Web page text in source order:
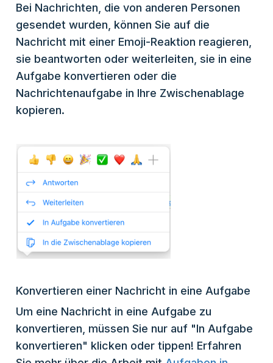
Bei Nachrichten, die von anderen Personen
gesendet wurden, können Sie auf die
Nachricht mit einer Emoji-Reaktion reagieren,
sie beantworten oder weiterleiten, sie in eine
Aufgabe konvertieren oder die
Nachrichtenaufgabe in Ihre Zwischenablage
kopieren.
Konvertieren einer Nachricht in eine Aufgabe
Um eine Nachricht in eine Aufgabe zu
konvertieren, müssen Sie nur auf "In Aufgabe
konvertieren" klicken oder tippen! Erfahren